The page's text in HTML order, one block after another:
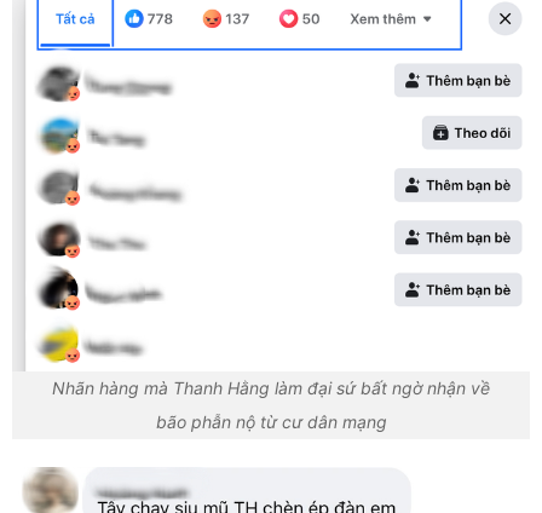
Nhãn hàng mà Thanh Hằng làm đại sứ bất ngờ nhận về
bão phẫn nộ từ cư dân mạng